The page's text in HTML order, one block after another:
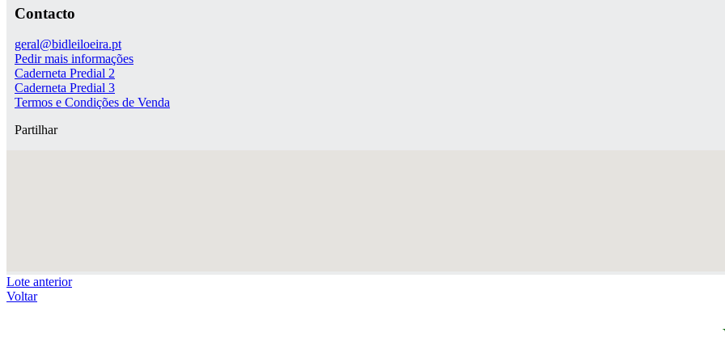
Contacto
geral@bidleiloeira.pt
Pedir mais informações
Caderneta Predial 2
Caderneta Predial 3
Termos e Condições de Venda
Partilhar
Lote anterior
Voltar